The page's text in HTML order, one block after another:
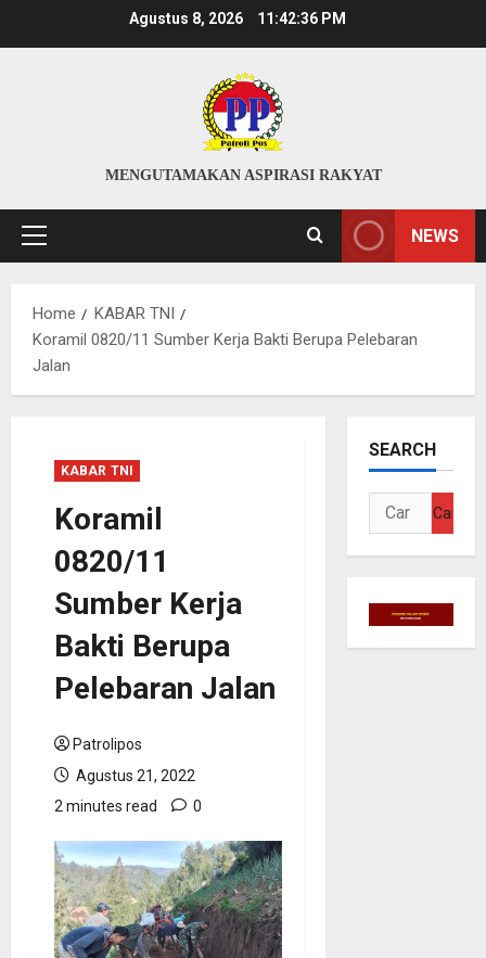
Agustus 8, 2026 11:42:36 PM
MENGUTAMAKAN ASPIRASI RAKYAT
Primary
NEWS
Home
KABAR TNI
Koramil 0820/11 Sumber Kerja Bakti Berupa Pelebaran
Jalan
KABAR TNI
Koramil
0820/11
Sumber Kerja
Bakti Berupa
Pelebaran Jalan
Patrolipos
Agustus 21, 2022
2 minutes read
0
SEARCH
Cari
untuk: